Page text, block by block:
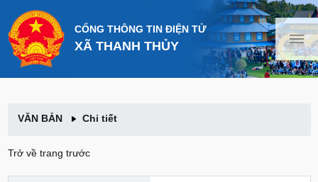
CỔNG THÔNG TIN ĐIỆN TỬ
XÃ THANH THỦY
VĂN BẢN Chi tiết
Trở về trang trước